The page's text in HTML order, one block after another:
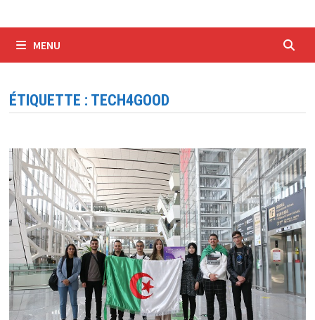
MENU
ÉTIQUETTE : TECH4GOOD